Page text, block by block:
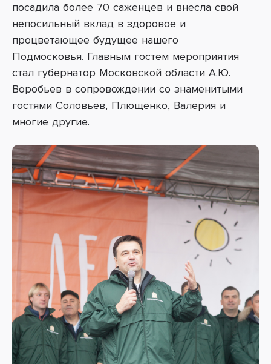
посадила более 70 саженцев и внесла свой
непосильный вклад в здоровое и
процветающее будущее нашего
Подмосковья. Главным гостем мероприятия
стал губернатор Московской области А.Ю.
Воробьев в сопровождении со знаменитыми
гостями Соловьев, Плющенко, Валерия и
многие другие.